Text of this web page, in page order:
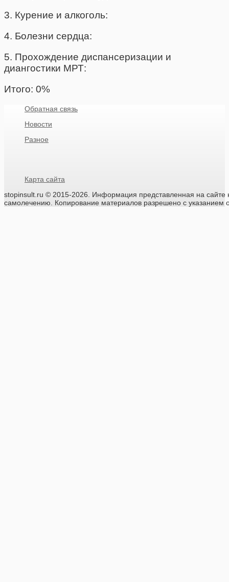
3. Курение и алкоголь:
4. Болезни сердца:
5. Прохождение диспансеризации и
диангостики МРТ:
Итого: 0%
Обратная связь
Новости
Разное
Карта сайта
stopinsult.ru © 2015-2026. Информация представленная на сайте
самолечению. Копирование материалов разрешено с указанием